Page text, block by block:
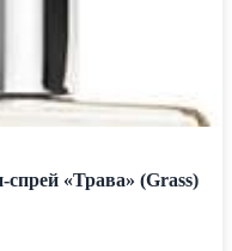
«Трава» (Grass)